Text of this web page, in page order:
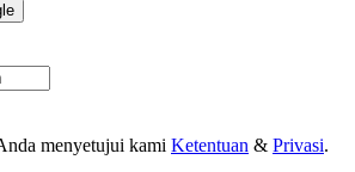
menyetujui kami Ketentuan & Privasi.